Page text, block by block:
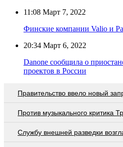
11:08 Март 7, 2022
Финские компании Valio и
20:34 Март 6, 2022
Danone сообщила о
проектов в России
Правительство ввело новый
Против музыкального критика
Службу внешней разведки